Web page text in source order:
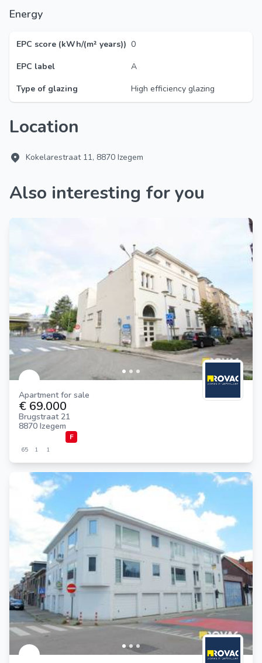
Energy
EPC score (kWh/(m² years)) 0
EPC label
A
Type of glazing
High efficiency glazing
Location
Kokelarestraat 11, 8870 Izegem
Also interesting for you
Apartment for sale
€ 69.000
Brugstraat 21
8870 Izegem
65 1 1
F